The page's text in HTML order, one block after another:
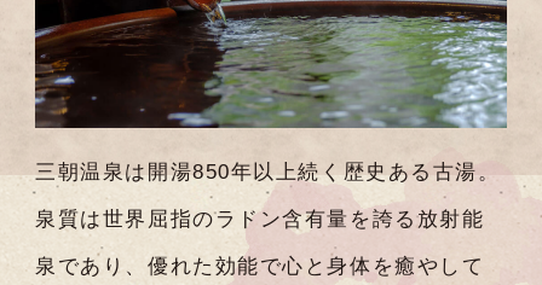
三朝温泉は開湯850年以上続く歴史ある古湯。
泉質は世界屈指のラドン含有量を誇る放射能
泉であり、優れた効能で心と身体を癒やして